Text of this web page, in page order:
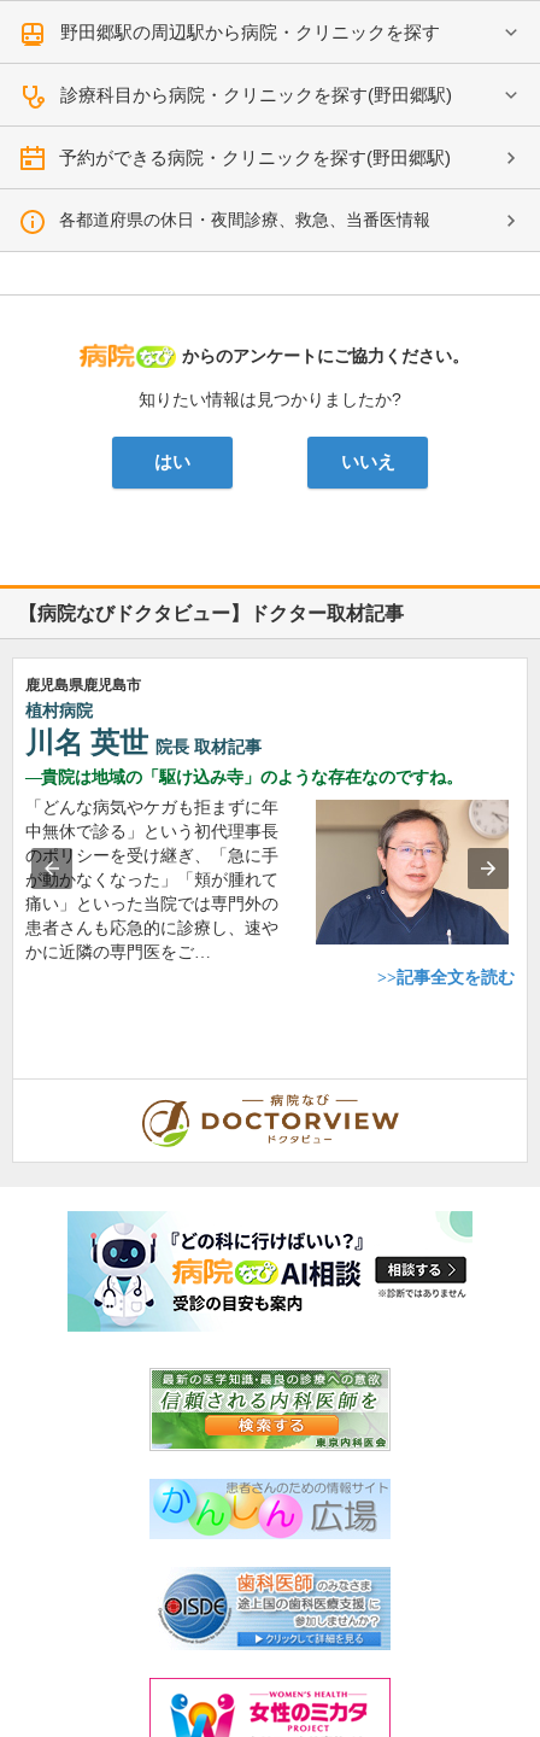
野田郷駅の周辺駅から病院・クリニックを探す
診療科目から病院・クリニックを探す(野田郷駅)
予約ができる病院・クリニックを探す(野田郷駅)
各都道府県の休日・夜間診療、救急、当番医情報
病院なび
からのアンケートにご協力ください。
知りたい情報は見つかりましたか?
はい いいえ
【病院なびドクタビュー】ドクター取材記事
鹿児島県鹿児島市
植村病院
川名 英世 院長 取材記事
貴院は地域の「駆け込み寺」のような存在なのですね。
「どんな病気やケガも拒まずに年
中無休で診る」という初代理事長
のポリシーを受け継ぎ、「急に手
が動かなくなった」「頬が腫れて
痛い」といった当院では専門外の
患者さんも応急的に診療し、速や
かに近隣の専門医をご…
>>記事全文を読む